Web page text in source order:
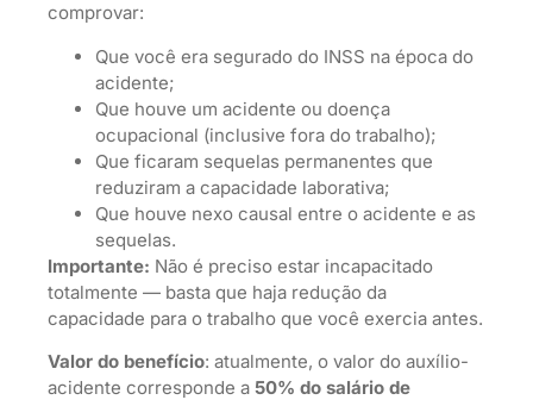
comprovar:
Que você era segurado do INSS na época do
acidente;
Que houve um acidente ou doença
ocupacional (inclusive fora do trabalho);
Que ficaram sequelas permanentes que
reduziram a capacidade laborativa;
Que houve nexo causal entre o acidente e as
sequelas.
Importante: Não é preciso estar incapacitado
totalmente — basta que haja redução da
capacidade para o trabalho que você exercia antes.
Valor do benefício: atualmente, o valor do auxílio-
acidente corresponde a 50% do salário de